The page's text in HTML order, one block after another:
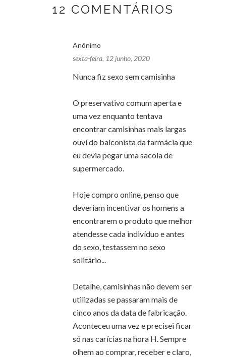
12 COMENTÁRIOS
Anônimo
sexta-feira, 12 junho, 2020
Nunca fiz sexo sem camisinha
O preservativo comum aperta e
uma vez enquanto tentava
encontrar camisinhas mais largas
ouvi do balconista da farmácia que
eu devia pegar uma sacola de
supermercado.
Hoje compro online, penso que
deveriam incentivar os homens a
encontrarem o produto que melhor
atendesse cada indivíduo e antes
do sexo, testassem no sexo
solitário...
Detalhe, camisinhas não devem ser
utilizadas se passaram mais de
cinco anos da data de fabricação.
Aconteceu uma vez e precisei ficar
só nas carícias na hora H. Sempre
olhem ao comprar, receber e claro,